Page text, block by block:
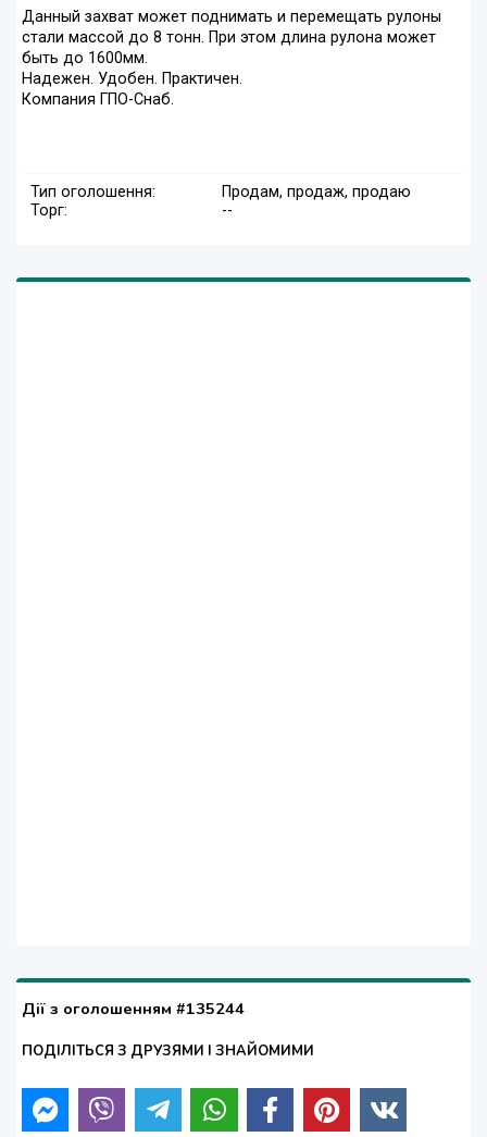
Данный захват может поднимать и перемещать рулоны
стали массой до 8 тонн. При этом длина рулона может
быть до 1600мм.
Надежен. Удобен. Практичен.
Компания ГПО-Снаб.
Тип оголошення:
Продам, продаж, продаю
Торг:
--
Дії з оголошенням #135244
ПОДІЛІТЬСЯ З ДРУЗЯМИ І ЗНАЙОМИМИ